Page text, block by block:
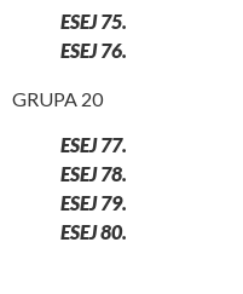
ESEJ 75.
ESEJ 76.
GRUPA 20
ESEJ 77.
ESEJ 78.
ESEJ 79.
ESEJ 80.